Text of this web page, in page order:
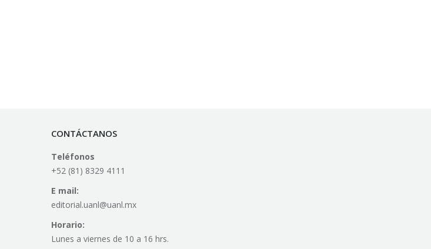
CONTÁCTANOS
Teléfonos
+52 (81) 8329 4111
E mail:
editorial.uanl@uanl.mx
Horario:
Lunes a viernes de 10 a 16 hrs.